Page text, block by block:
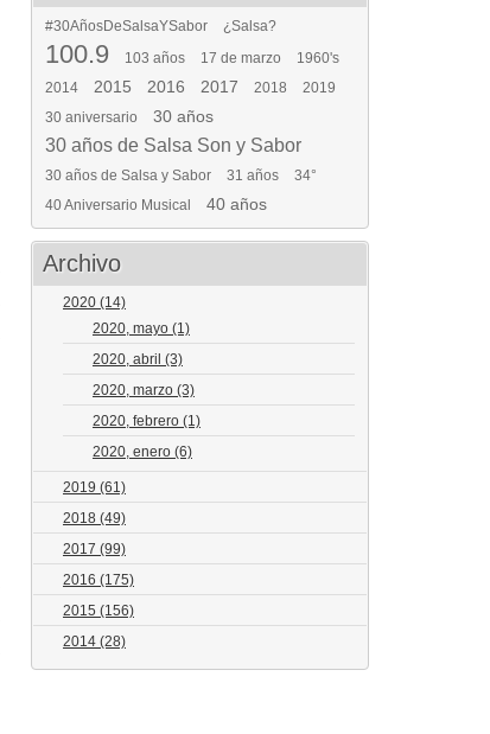
#30AñosDeSalsaYSabor ¿Salsa?
100.9 103 años 17 de marzo
1960's
2014
2015 2016 2017 2018
2019
30 aniversario
30 años
30 años de Salsa Son y Sabor
30 años de Salsa y Sabor 31 años
34°
40 Aniversario Musical
40 años
Archivo
2020 (14)
2020, mayo (1)
2020, abril (3)
2020, marzo (3)
2020, febrero (1)
2020, enero (6)
2019 (61)
2018 (49)
2017 (99)
2016 (175)
2015 (156)
2014 (28)